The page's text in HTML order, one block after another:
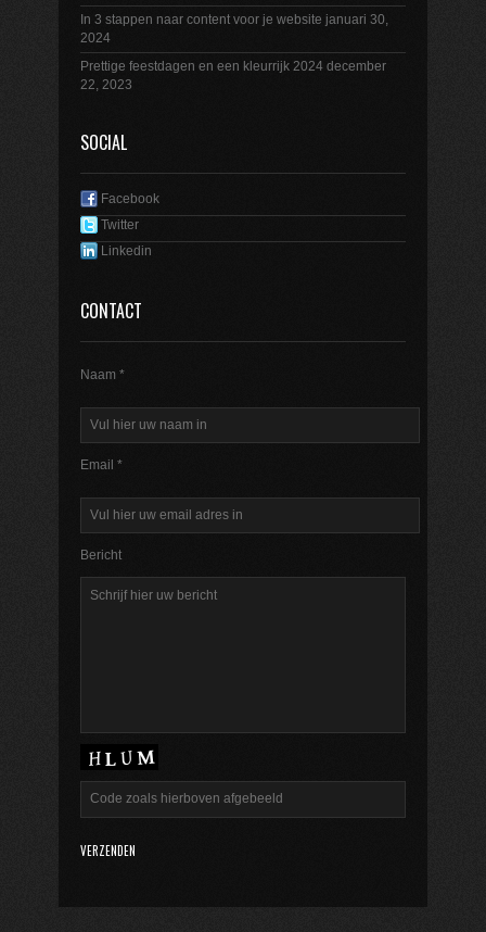
In 3 stappen naar content voor je website januari 30,
2024
Prettige feestdagen en een kleurrijk 2024 december
22, 2023
SOCIAL
Facebook
Twitter
Linkedin
CONTACT
Naam *
Email *
Bericht